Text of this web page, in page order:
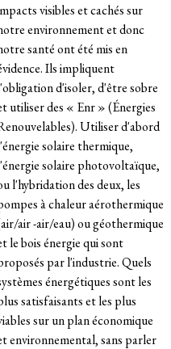
visibles et cachés sur
environnement et donc
santé ont été mis en
Ils impliquent
d'isoler, d'être sobre
utiliser des « Enr » (Énergies
Utiliser d'abord
solaire thermique,
solaire photovoltaïque,
l'hybridation des deux, les
à chaleur aérothermique
air -air/eau) ou géothermique
le bois énergie qui sont
par l'industrie. Quels
énergétiques sont les
satisfaisants et les plus
sur un plan économique
environnemental, sans parler